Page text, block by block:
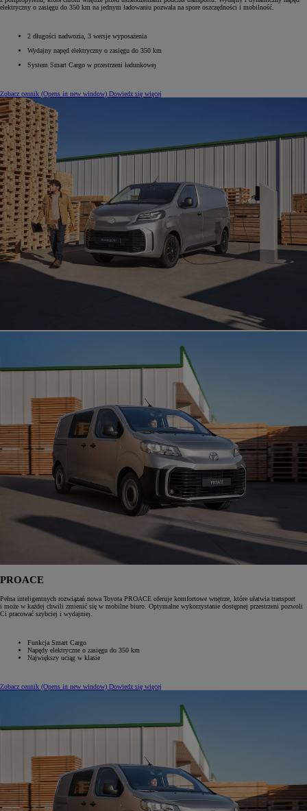
elektryczny o zasięgu do 350 km na jednym ładowaniu pozwala na spore oszczędności i mobilność.
2 długości nadwozia, 3 wersje wyposażenia
Wydajny napęd elektryczny o zasięgu do 350 km
System Smart Cargo w przestrzeni ładunkowej
Zobacz cennik (Opens in new window) Dowiedz się więcej
PROACE
Pełna inteligentnych rozwiązań nowa Toyota PROACE oferuje komfortowe wnętrze, które ułatwia transport
i może w każdej chwili zmienić się w mobilne biuro. Optymalne wykorzystanie dostępnej przestrzeni pozwoli
Ci pracować szybciej i wydajniej.
Funkcja Smart Cargo
Napędy elektryczne o zasięgu do 350 km
Największy uciąg w klasie
Zobacz cennik (Opens in new window) Dowiedz się więcej